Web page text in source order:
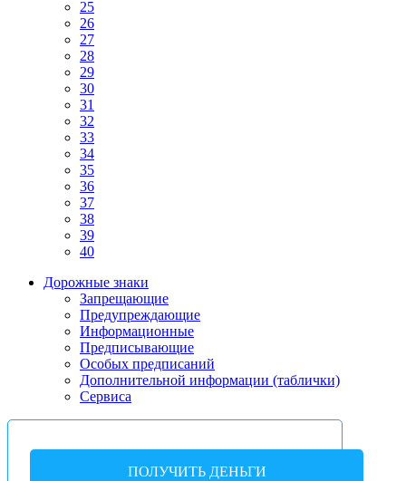
25
26
27
28
29
30
31
32
33
34
35
36
37
38
39
40
Дорожные знаки
Запрещающие
Предупреждающие
Информационные
Предписывающие
Особых предписаний
Дополнительной информации (таблички)
Сервиса
ПОЛУЧИТЬ ДЕНЬГИ